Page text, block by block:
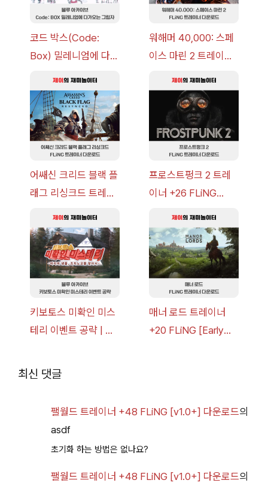
코드 박스(Code:
Box) 밀레니엄에 다가
략 [복각] | 블루 아카
이브
워해머 40,000: 스페
이스 마린 2 트레이너
v14.0+] 다운로드
어쌔신 크리드 블랙 플
래그 리싱크드 트레이
v1.0+] 다운로드
프로스트펑크 2 트레
이너 +26 FLiNG
드
키보토스 미확인 미스
테리 이벤트 공략 | 블
매너 로드 트레이너
+20 FLiNG [Early
최신 댓글
팰월드 트레이너 +48 FLiNG [v1.0+] 다운로드의
asdf
초기화 하는 방법은 없나요?
팰월드 트레이너 +48 FLiNG [v1.0+] 다운로드의